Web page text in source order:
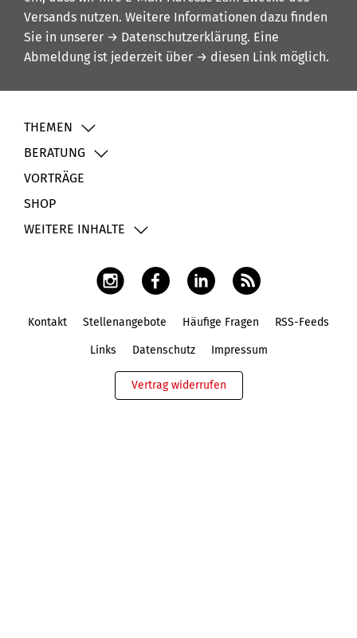
Versands nutzen. Weitere Informationen dazu finden
Sie in unserer → Datenschutzerklärung. Eine
Abmeldung ist jederzeit über → diesen Link möglich.
THEMEN
BERATUNG
VORTRÄGE
SHOP
WEITERE INHALTE
Kontakt Stellenangebote Häufige Fragen RSS-Feeds
Links Datenschutz Impressum
Vertrag widerrufen